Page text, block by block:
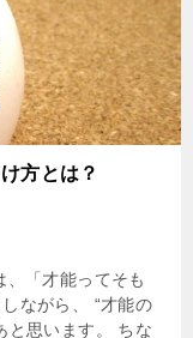
方とは？
、「才能ってそも
ながら、 “才能の
と思います。 ちな